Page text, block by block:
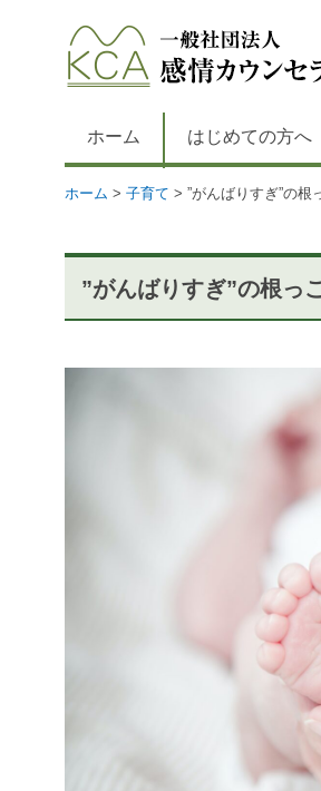
ホーム はじめての方へ
ホーム > 子育て > ”がんばりすぎ”の
”がんばりすぎ”の根っ